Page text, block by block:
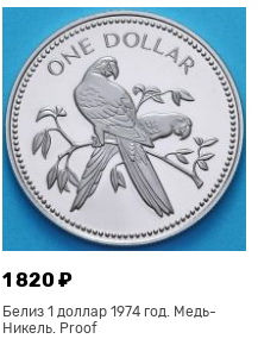
1 820 ₽
Белиз 1 доллар 1974 год. Медь-
Никель. Proof